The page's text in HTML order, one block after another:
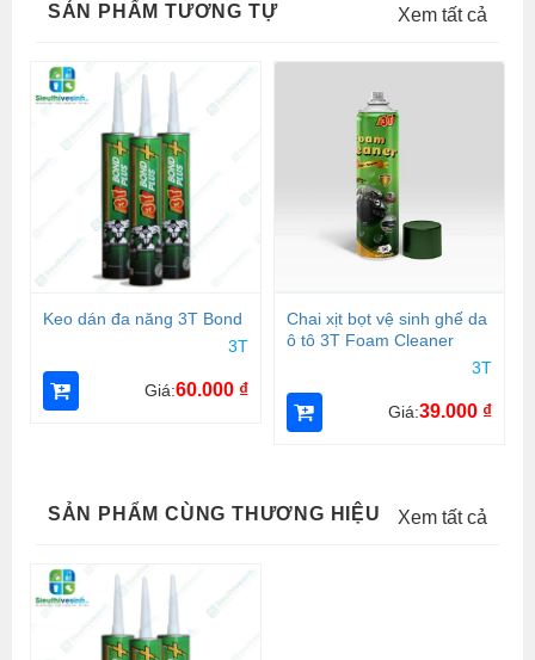
SẢN PHẨM TƯƠNG TỰ Xem tất cả
Keo dán đa năng 3T Bond
3T
Giá:60.000 ₫
Chai xịt bọt vệ sinh ghế da
ô tô 3T Foam Cleaner
3T
Giá:39.000 ₫
SẢN PHẨM CÙNG THƯƠNG HIỆU Xem tất cả